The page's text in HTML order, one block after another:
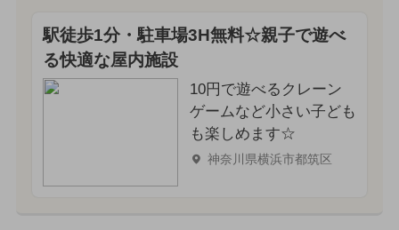
駅徒歩1分・駐車場3H無料☆親子で遊べ
る快適な屋内施設
10円で遊べるクレーン
ゲームなど小さい子ども
も楽しめます☆
神奈川県横浜市都筑区